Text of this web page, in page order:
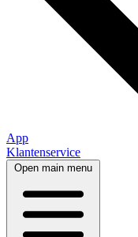
App
Klantenservice
Open main menu